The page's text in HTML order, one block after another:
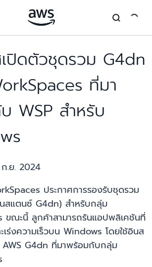
เปิดตัวชุดรวม G4dn
ที่มา
WSP สำหรับ
.ย. 2024
ประกาศการรองรับชุดรวม
สแตนซ์ G4dn) สำหรับกลุ่ม
ขณะนี้ ลูกค้าสามารถรันแอปพลิเคชันที่
เร่งความเร็วบน Windows โดยใช้อินส
G4dn ที่มาพร้อมกับกลุ่ม